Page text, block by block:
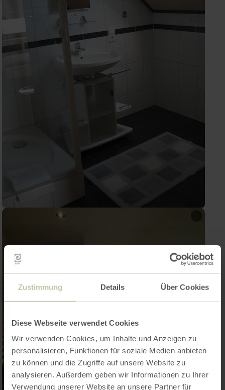
Zustimmung Details Über Cookies
Diese Webseite verwendet Cookies
Wir verwenden Cookies, um Inhalte und Anzeigen zu
personalisieren, Funktionen für soziale Medien anbieten
zu können und die Zugriffe auf unsere Website zu
analysieren. Außerdem geben wir Informationen zu Ihrer
Verwendung unserer Website an unsere Partner für